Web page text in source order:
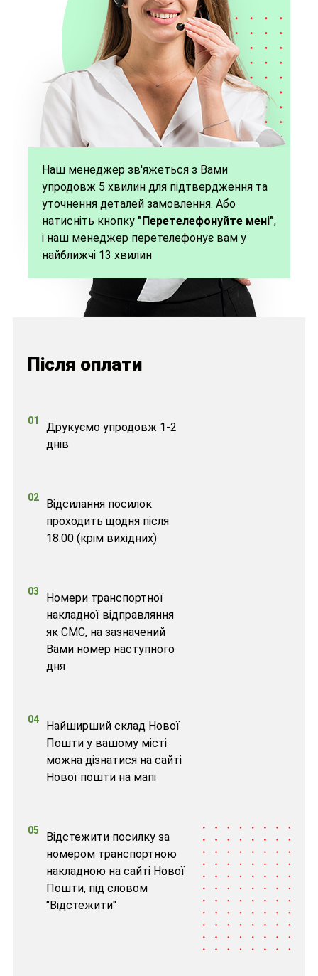
Наш менеджер зв'яжеться з Вами
упродовж 5 хвилин для підтвердження та
уточнення деталей замовлення. Або
натисніть кнопку "Перетелефонуйте мені",
і наш менеджер перетелефонує вам у
найближчі 13 хвилин
Після оплати
01
Друкуємо упродовж 1-2
днів
02
Відсилання посилок
проходить щодня після
18.00 (крім вихідних)
03
Номери транспортної
накладної відправляння
як СМС, на зазначений
Вами номер наступного
дня
04
Найширший склад Нової
Пошти у вашому місті
можна дізнатися на сайті
Нової пошти на мапі
05
Відстежити посилку за
номером транспортною
накладною на сайті Нової
Пошти, під словом
"Відстежити"